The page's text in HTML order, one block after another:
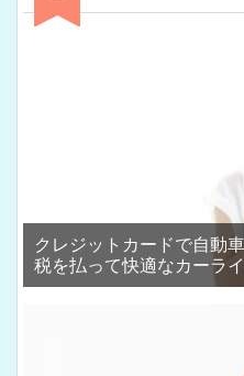
クレジットカードで自動
税を払って快適なカーラ